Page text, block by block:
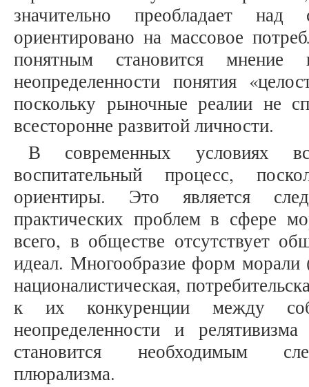
значительно преобладает
ориентировано на массовое
понятным становится мнение
неопределенности понятия
поскольку рыночные реалии не
всесторонне развитой личности.
В современных условиях
воспитательный процесс,
ориентиры. Это является
практических проблем в сфере
всего, в обществе отсутствует
идеал. Многообразие форм морали
националистическая,
к их конкуренции между
неопределенности и
становится необходимым
плюрализма.